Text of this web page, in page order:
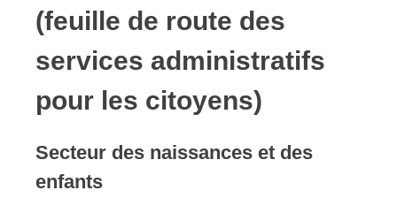
(feuille de route des
services administratifs
pour les citoyens)
Secteur des naissances et des
enfants